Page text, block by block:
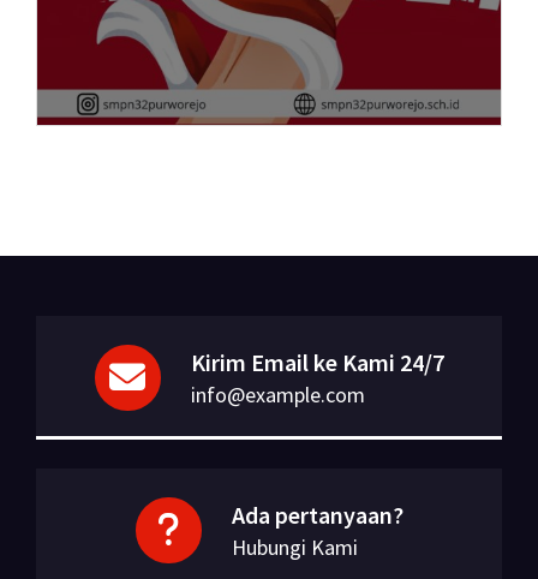
Kirim Email ke Kami 24/7
info@example.com
Ada pertanyaan?
Hubungi Kami